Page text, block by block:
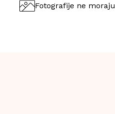
Fotografije ne